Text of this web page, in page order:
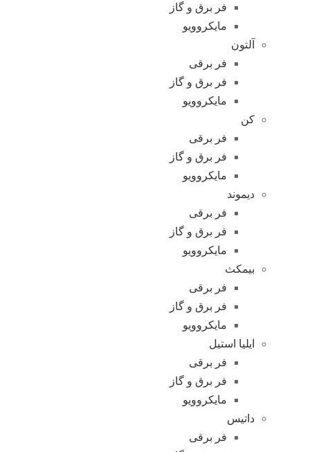
فر برق و گاز
مایکروویو
آلتون
فر برقی
فر برق و گاز
مایکروویو
کن
فر برقی
فر برق و گاز
مایکروویو
دیموند
فر برقی
فر برق و گاز
مایکروویو
بیمکث
فر برقی
فر برق و گاز
مایکروویو
ایلیا استیل
فر برقی
فر برق و گاز
مایکروویو
داتیس
فر برقی